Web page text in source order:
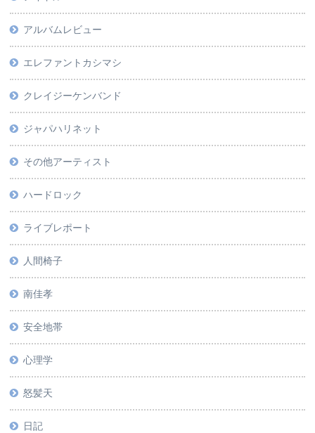
アルバムレビュー
エレファントカシマシ
クレイジーケンバンド
ジャパハリネット
その他アーティスト
ハードロック
ライブレポート
人間椅子
南佳孝
安全地帯
心理学
怒髪天
日記